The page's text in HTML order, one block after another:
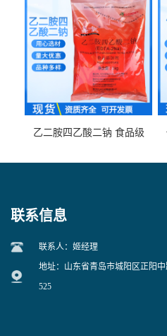
乙二胺四乙酸二钠 食品级
联系信息
联系人：姬经理
地址：山东省青岛市城阳区正阳
525